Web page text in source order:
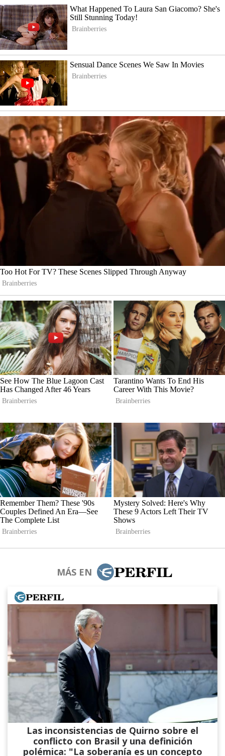
MÁS EN
Las inconsistencias de Quirno sobre el
conflicto con Brasil y una definición
polémica: "La soberanía es un concepto